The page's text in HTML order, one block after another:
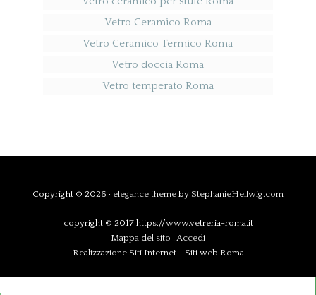
Vetro Ceramico Roma
Vetro Ceramico Termico Roma
Vetro doccia Roma
Vetro temperato Roma
Copyright © 2026 · elegance theme by StephanieHellwig.com
copyright © 2017 https://www.vetreria-roma.it
Mappa del sito
Accedi
Realizzazione Siti Internet- Siti web Roma